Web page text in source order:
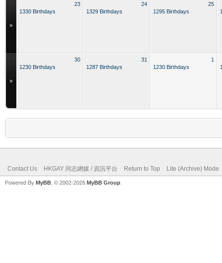
»
23
1330 Birthdays
24
1329 Birthdays
25
1295 Birthdays
»
30
1230 Birthdays
31
1287 Birthdays
1
1230 Birthdays
Contact Us HKGAY 同志網媒 / 資訊平台 Return to Top Lite (Archive) Mode
Powered By MyBB , © 2002-2026 MyBB Group